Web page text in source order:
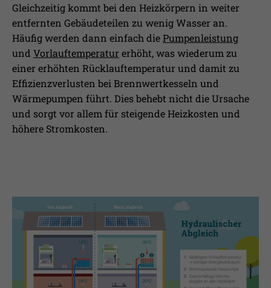
Gleichzeitig kommt bei den Heizkörpern in weiter
entfernten Gebäudeteilen zu wenig Wasser an.
Häufig werden dann einfach diePumpenleistung
und Vorlauftemperatur erhöht, was wiederum zu
einer erhöhten Rücklauftemperatur und damit zu
Effizienzverlusten bei Brennwertkesseln und
Wärmepumpen führt. Dies behebt nicht die Ursache
und sorgt vor allem für steigende Heizkosten und
höhere Stromkosten.
nachzuverfolgen